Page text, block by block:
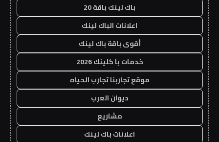
باك لينك باقة 20
اعلانات الباك لينك
أقوى باقة باك لينك
خدمات با كلينك 2026
موقع تجاربنا تجارب الحياه
ديوان العرب
مشاريع
اعلانات باك لينك